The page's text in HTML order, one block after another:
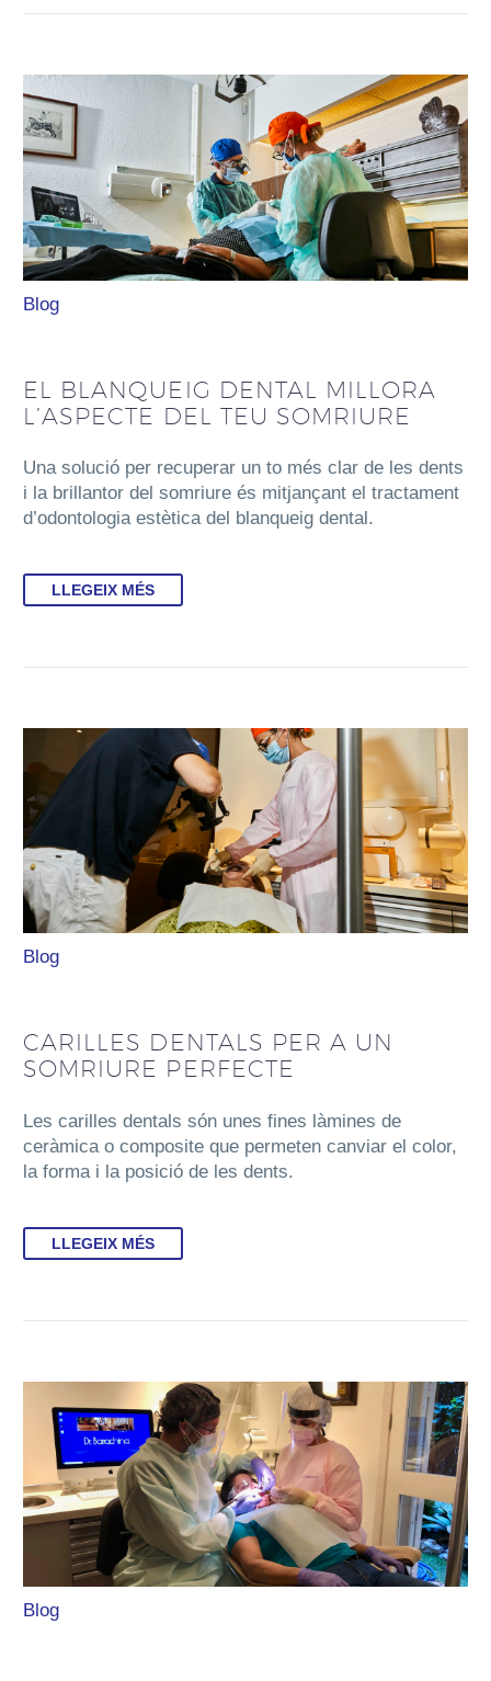
Blog
EL BLANQUEIG DENTAL MILLORA
L’ASPECTE DEL TEU SOMRIURE
Una solució per recuperar un to més clar de les dents
i la brillantor del somriure és mitjançant el tractament
d’odontologia estètica del blanqueig dental.
LLEGEIX MÉS
Blog
CARILLES DENTALS PER A UN
SOMRIURE PERFECTE
Les carilles dentals són unes fines làmines de
ceràmica o composite que permeten canviar el color,
la forma i la posició de les dents.
LLEGEIX MÉS
Blog